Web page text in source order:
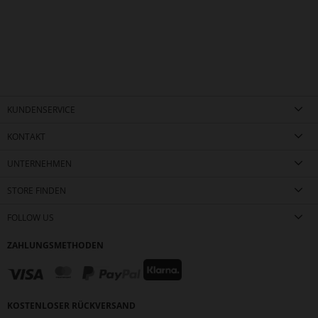
KUNDENSERVICE
KONTAKT
UNTERNEHMEN
STORE FINDEN
FOLLOW US
ZAHLUNGSMETHODEN
KOSTENLOSER RÜCKVERSAND